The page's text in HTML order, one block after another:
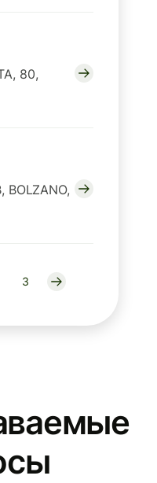
80,
BOLZANO,
3